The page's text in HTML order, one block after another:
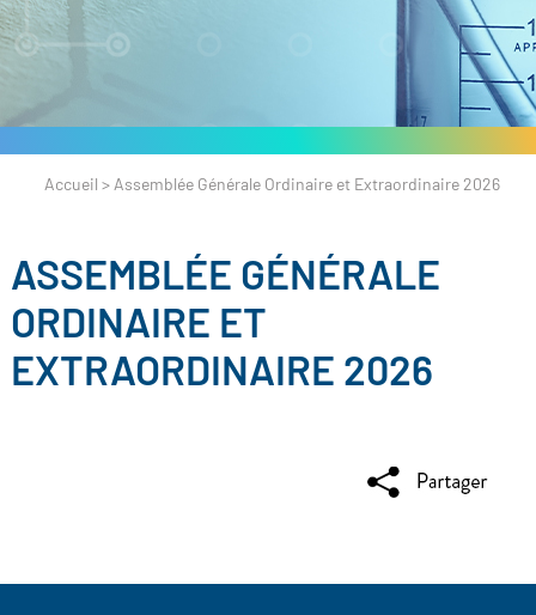
Accueil > Assemblée Générale Ordinaire et Extraordinaire 2026
ASSEMBLÉE GÉNÉRALE
ORDINAIRE ET
EXTRAORDINAIRE 2026